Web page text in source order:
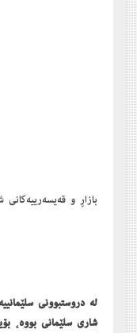
بازاڕ و قەیسەرییەکانی
لە دروستبوونی
شاری سلێمانی بووە،